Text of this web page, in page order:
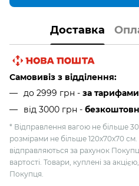
Доставка
Самовивіз з відділення:
до 2999 грн - за
від 3000 грн -
* Відправлення вагою не більше
розмірами не більше 120х70х70
відправляються за рахунок
вартості. Товари, куплені за
Покупця.